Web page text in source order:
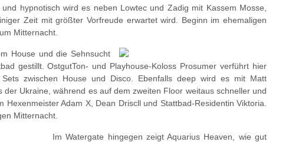
hypnotisch wird es neben Lowtec und Zadig mit Kassem Mosse,
Zeit mit größter Vorfreude erwartet wird. Beginn im ehemaligen
Mitternacht.
House und die Sehnsucht
gestillt. OstgutTon- und Playhouse-Koloss Prosumer verführt hier
zwischen House und Disco. Ebenfalls deep wird es mit Matt
der Ukraine, während es auf dem zweiten Floor weitaus schneller und
Hexenmeister Adam X, Dean Driscll und Stattbad-Residentin Viktoria.
Mitternacht.
Im Watergate hingegen zeigt Aquarius Heaven, wie gut